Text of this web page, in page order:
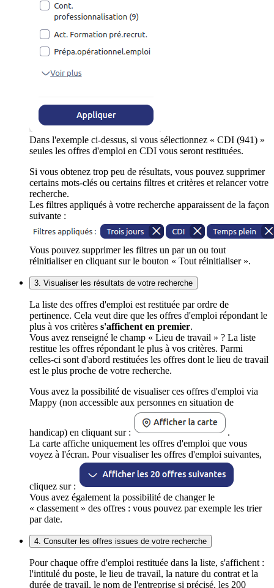
Dans l'exemple ci-dessus, si vous sélectionnez « CDI (941) »
seules les offres d'emploi en CDI vous seront restituées.
Si vous obtenez trop peu de résultats, vous pouvez supprimer
certains mots-clés ou certains filtres et critères et relancer votre
recherche.
Les filtres appliqués à votre recherche apparaissent de la façon
suivante :
Vous pouvez supprimer les filtres un par un ou tout
réinitialiser en cliquant sur le bouton « Tout réinitialiser ».
3. Visualiser les résultats de votre recherche
La liste des offres d'emploi est restituée par ordre de
pertinence. Cela veut dire que les offres d'emploi répondant le
plus à vos critères s'affichent en premier.
Vous avez renseigné le champ « Lieu de travail » ? La liste
restitue les offres répondant le plus à vos critères. Parmi
celles-ci sont d'abord restituées les offres dont le lieu de travail
est le plus proche de votre recherche.
Vous avez la possibilité de visualiser ces offres d'emploi via
Mappy (non accessible aux personnes en situation de
handicap) en cliquant sur :
.
La carte affiche uniquement les offres d'emploi que vous
voyez à l'écran. Pour visualiser les offres d'emploi suivantes,
cliquez sur :
Vous avez également la possibilité de changer le
« classement » des offres : vous pouvez par exemple les trier
par date.
4. Consulter les offres issues de votre recherche
Pour chaque offre d'emploi restituée dans la liste, s'affichent :
l'intitulé du poste, le lieu de travail, la nature du contrat et la
durée de travail, le nom de l'entreprise si précisé, les 200